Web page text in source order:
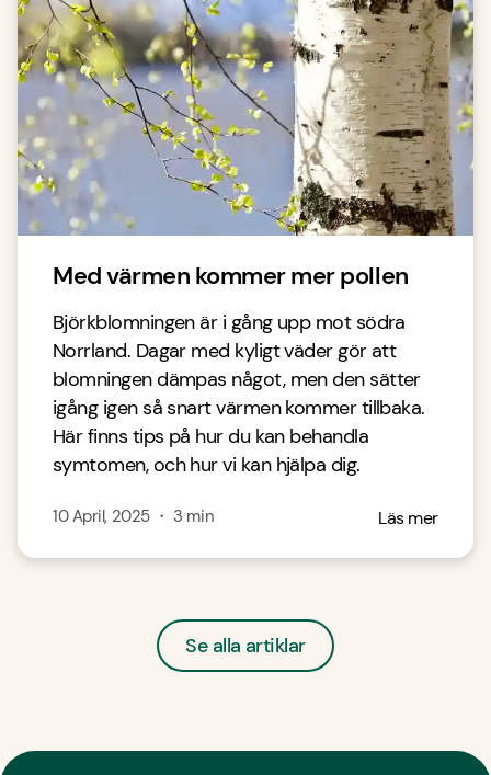
Med värmen kommer mer pollen
Björkblomningen är i gång upp mot södra
Norrland. Dagar med kyligt väder gör att
blomningen dämpas något, men den sätter
igång igen så snart värmen kommer tillbaka.
Här finns tips på hur du kan behandla
symtomen, och hur vi kan hjälpa dig.
10 April, 2025・ 3 min Läs mer
Se alla artiklar